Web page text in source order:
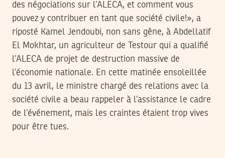
des négociations sur l’ALECA, et comment vous
pouvez y contribuer en tant que société civile!», a
riposté Kamel Jendoubi, non sans gêne, à Abdellatif
El Mokhtar, un agriculteur de Testour qui a qualifié
l’ALECA de projet de destruction massive de
l’économie nationale. En cette matinée ensoleillée
du 13 avril, le ministre chargé des relations avec la
société civile a beau rappeler à l’assistance le cadre
de l’événement, mais les craintes étaient trop vives
pour être tues.